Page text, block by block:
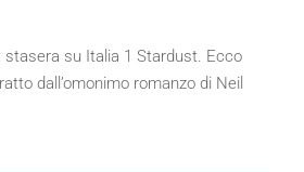
stasera su Italia 1 Stardust. Ecco
dall’omonimo romanzo di Neil